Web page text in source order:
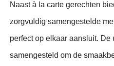
Naast à la carte gerechten
zorgvuldig samengestelde
perfect op elkaar aansluit.
samengesteld om de